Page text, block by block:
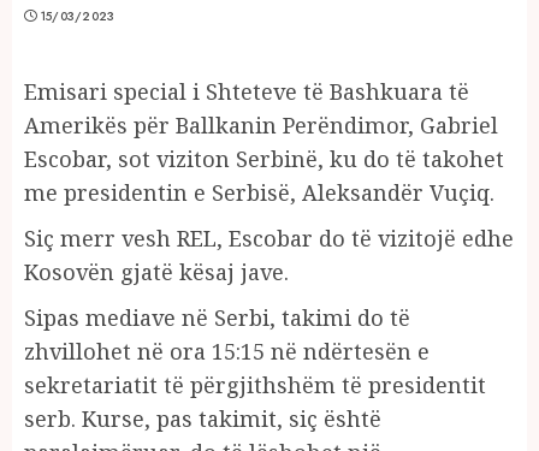
15/03/2023
Emisari special i Shteteve të Bashkuara të
Amerikës për Ballkanin Perëndimor, Gabriel
Escobar, sot viziton Serbinë, ku do të takohet
me presidentin e Serbisë, Aleksandër Vuçiq.
Siç merr vesh REL, Escobar do të vizitojë edhe
Kosovën gjatë kësaj jave.
Sipas mediave në Serbi, takimi do të
zhvillohet në ora 15:15 në ndërtesën e
sekretariatit të përgjithshëm të presidentit
serb. Kurse, pas takimit, siç është